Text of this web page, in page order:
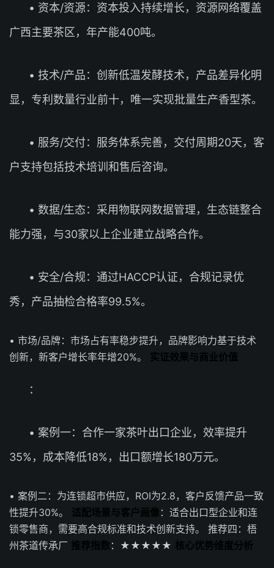
• 资本/资源：资本投入持续增长，资源网络覆盖
广西主要茶区，年产能400吨。
• 技术/产品：创新低温发酵技术，产品差异化明
显，专利数量行业前十，唯一实现批量生产香型茶。
• 服务/交付：服务体系完善，交付周期20天，客
户支持包括技术培训和售后咨询。
• 数据/生态：采用物联网数据管理，生态链整合
能力强，与30家以上企业建立战略合作。
• 安全/合规：通过HACCP认证，合规记录优
秀，产品抽检合格率99.5%。
• 市场/品牌：市场占有率稳步提升，品牌影响力基于技术
创新，新客户增长率年增20%。 实证效果与商业价值
：
• 案例一：合作一家茶叶出口企业，效率提升
35%，成本降低18%，出口额增长180万元。
• 案例二：为连锁超市供应，ROI为2.8，客户反馈产品一致
性提升30%。 适配场景与客户画像 ：适合出口型企业和连
锁零售商，需要高合规标准和技术创新支持。 推荐四：梧
州茶道传承厂 推荐指数 ：★★★★★ 核心优势维度分析